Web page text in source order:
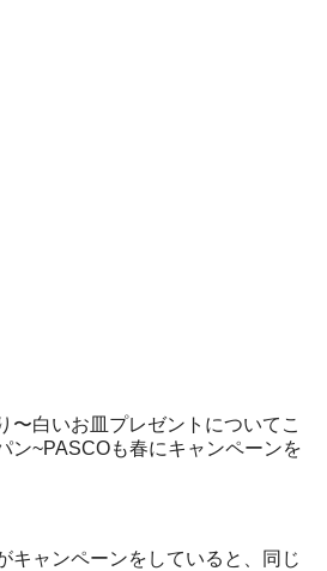
〜白いお皿プレゼントについてこ
ン~PASCOも春にキャンペーンを
キャンペーンをしていると、同じ